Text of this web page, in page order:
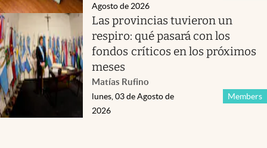
Agosto de 2026
Las provincias tuvieron un
respiro: qué pasará con los
fondos críticos en los próximos
meses
Matías Rufino
Members
lunes, 03 de Agosto de
2026